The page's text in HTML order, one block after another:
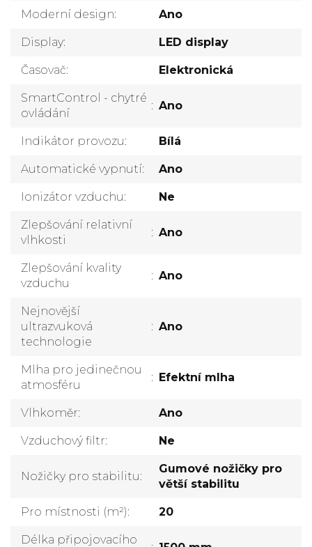
Moderní design: Ano
Display: LED display
Časovač: Elektronická
SmartControl - chytré
ovládání
: Ano
Indikátor provozu: Bílá
Automatické vypnutí: Ano
Ionizátor vzduchu: Ne
Zlepšování relativní
vlhkosti
: Ano
Zlepšování kvality
vzduchu
: Ano
Nejnovější
ultrazvuková
technologie
: Ano
Mlha pro jedinečnou
atmosféru
: Efektní mlha
Vlhkoměr: Ano
Vzduchový filtr: Ne
Nožičky pro stabilitu:
Gumové nožičky pro
větší stabilitu
Pro místnosti (m²): 20
Délka připojovacího